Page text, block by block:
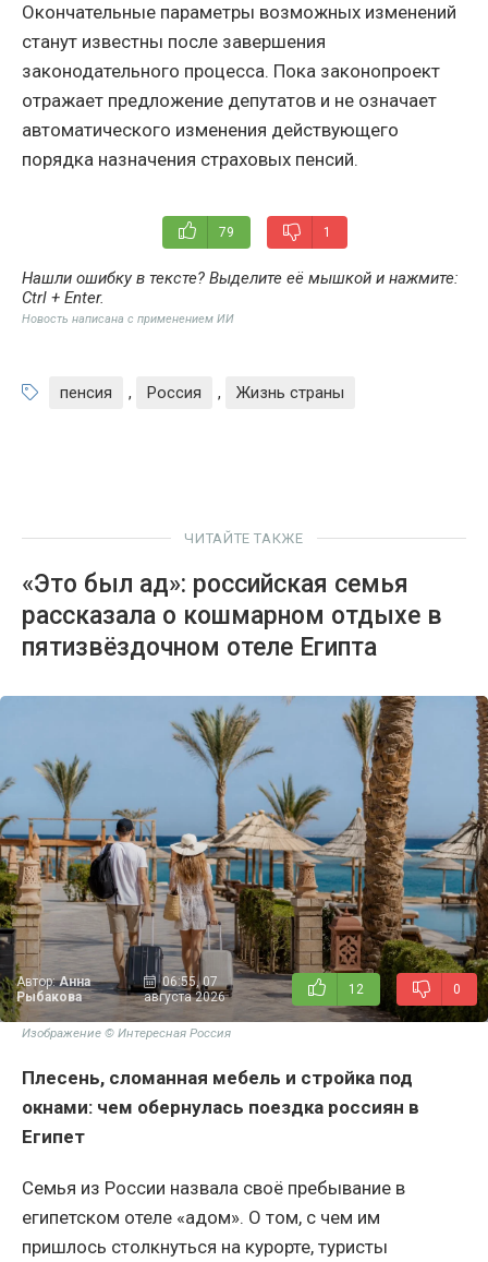
Окончательные параметры возможных изменений
станут известны после завершения
законодательного процесса. Пока законопроект
отражает предложение депутатов и не означает
автоматического изменения действующего
порядка назначения страховых пенсий.
79 1
Нашли ошибку в тексте? Выделите её мышкой и нажмите:
Ctrl + Enter.
Новость написана с применением ИИ
пенсия , Россия , Жизнь страны
ЧИТАЙТЕ ТАКЖЕ
«Это был ад»: российская семья
рассказала о кошмарном отдыхе в
пятизвёздочном отеле Египта
Автор:Анна
Рыбакова
06:55, 07
августа 2026
12 0
Изображение © Интересная Россия
Плесень, сломанная мебель и стройка под
окнами: чем обернулась поездка россиян в
Египет
Семья из России назвала своё пребывание в
египетском отеле «адом». О том, с чем им
пришлось столкнуться на курорте, туристы